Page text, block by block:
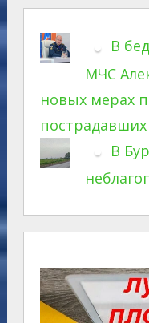
В
МЧС
новых мерах
В